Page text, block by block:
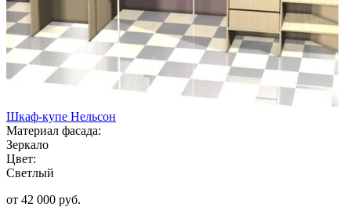
Шкаф-купе Нельсон
Материал фасада:
Зеркало
Цвет:
Светлый
от 42 000 руб.